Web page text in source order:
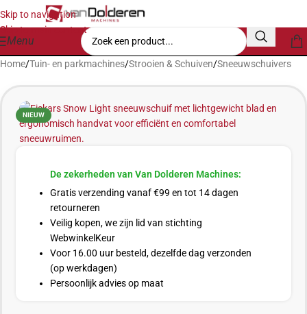
Skip to navigation
Skip to main content
Menu
Home/Tuin- en parkmachines/Strooien & Schuiven/Sneeuwschuivers
NIEUW
De zekerheden van Van Dolderen Machines:
Gratis verzending vanaf €99 en tot 14 dagen
retourneren
Veilig kopen, we zijn lid van stichting
WebwinkelKeur
Voor 16.00 uur besteld, dezelfde dag verzonden
(op werkdagen)
Persoonlijk advies op maat